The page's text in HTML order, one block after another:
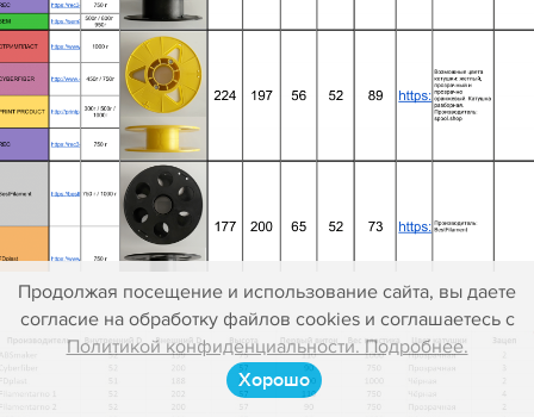
Продолжая посещение и использование сайта, вы даете
согласие на обработку файлов cookies и соглашаетесь с
Политикой конфиденциальности. Подробнее.
Хорошо